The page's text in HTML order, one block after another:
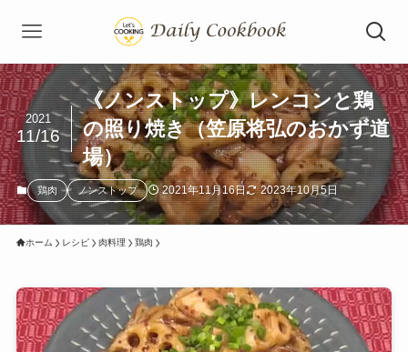
《ノンストップ》レンコンと鶏
の照り焼き（笠原将弘のおかず道
場）
2021
11/16
鶏肉 ノンストップ 2021年11月16日 2023年10月5日
ホーム レシピ 肉料理 鶏肉